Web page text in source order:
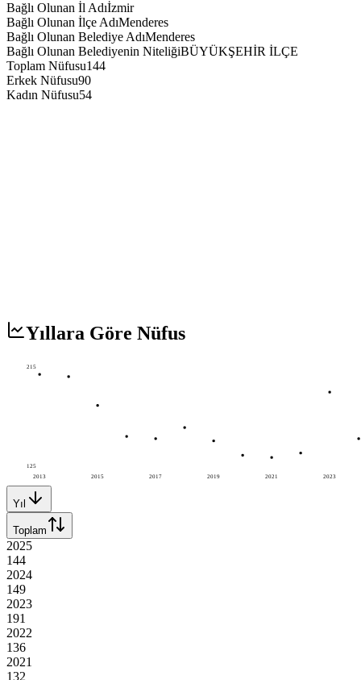
Bağlı Olunan İl Adıİzmir
Bağlı Olunan İlçe AdıMenderes
Bağlı Olunan Belediye AdıMenderes
Bağlı Olunan Belediyenin NiteliğiBÜYÜKŞEHİR İLÇE
Toplam Nüfusu144
Erkek Nüfusu90
Kadın Nüfusu54
Yıllara Göre Nüfus
2013 2015 2017 2019 2021 2023
215
125
Yıl
Toplam
2025
144
2024
149
2023
191
2022
136
2021
132